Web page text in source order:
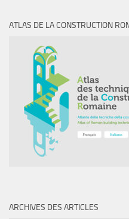
ATLAS DE LA CONSTRUCTION
ARCHIVES DES ARTICLES